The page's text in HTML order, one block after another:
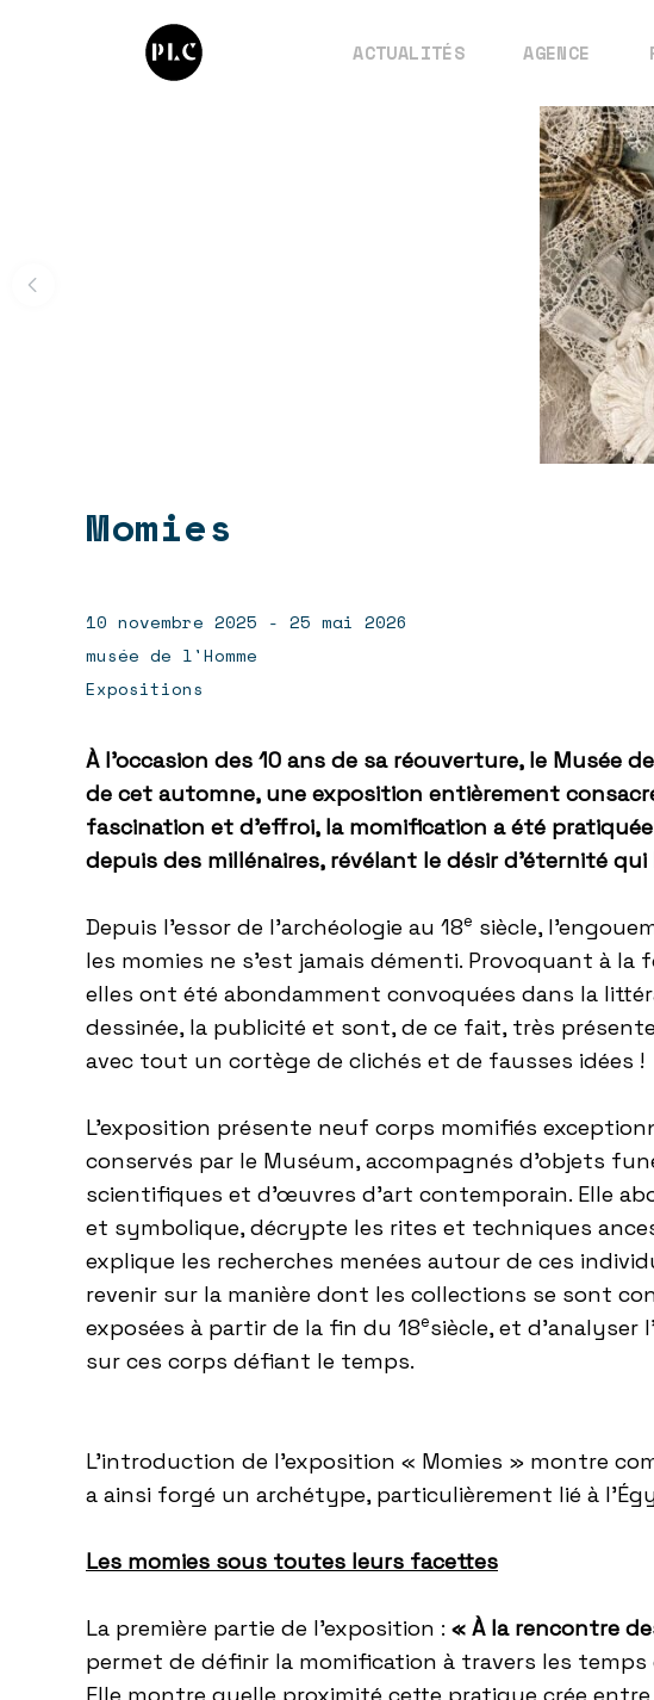
ACTUALITÉS AGENCE
Momies
10 novembre 2025 - 25 mai 2026
musée de l'Homme
Expositions
À l’occasion des 10 ans de sa réouverture, le Musée
de cet automne, une exposition entièrement
fascination et d’effroi, la momification a été
depuis des millénaires, révélant le désir d’éternité
Depuis l’essor de l’archéologie au 18e siècle,
les momies ne s’est jamais démenti. Provoquant à
elles ont été abondamment convoquées dans la
dessinée, la publicité et sont, de ce fait, très
avec tout un cortège de clichés et de fausses idées !
L’exposition présente neuf corps momifiés
conservés par le Muséum, accompagnés d’objets
scientifiques et d’œuvres d’art contemporain. Elle
et symbolique, décrypte les rites et techniques
explique les recherches menées autour de ces
revenir sur la manière dont les collections se sont
exposées à partir de la fin du 18esiècle, et d’analyser
sur ces corps défiant le temps.
L’introduction de l’exposition « Momies » montre
a ainsi forgé un archétype, particulièrement lié à
Les momies sous toutes leurs facettes
La première partie de l’exposition : « À la rencontre
permet de définir la momification à travers les